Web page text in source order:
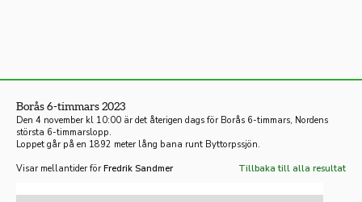
Borås 6-timmars 2023
Den 4 november kl 10:00 är det återigen dags för Borås 6-timmars, Nordens
största 6-timmarslopp.
Loppet går på en 1892 meter lång bana runt Byttorpssjön.
Visar mellantider för Fredrik Sandmer Tillbaka till alla resultat